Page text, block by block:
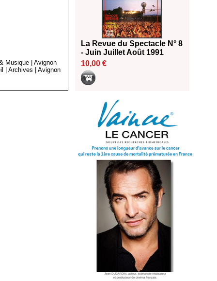
Musique |Avignon
|Archives |Avignon
La Revue du Spectacle N° 8
- Juin Juillet Août 1991
10,00 €